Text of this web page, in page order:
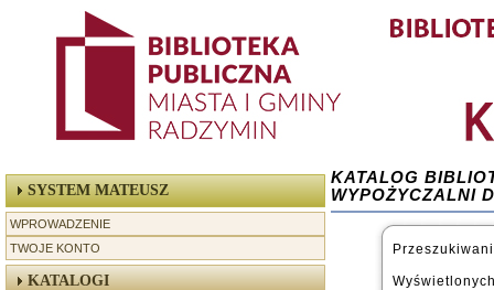
SYSTEM MATEUSZ
WPROWADZENIE
TWOJE KONTO
KATALOGI
KATALOG
WYPOŻYCZALNI